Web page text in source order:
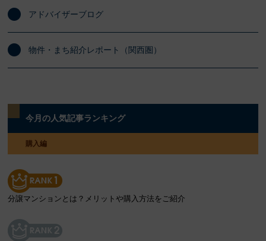
アドバイザーブログ
物件・まち紹介レポート（関西圏）
今月の人気記事ランキング
購入編
分譲マンションとは？メリットや購入方法をご紹介